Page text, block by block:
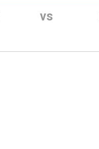
vs